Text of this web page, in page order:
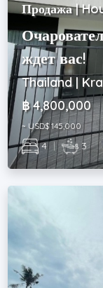
Продажа |
ждет вас!
Thailand |
฿ 4,800,000
~ USD$ 145,000
4 | 3